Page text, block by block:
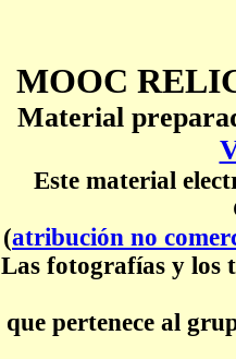
MOOC
Material
Este material
(atribución no
Las fotografías y los
que pertenece al